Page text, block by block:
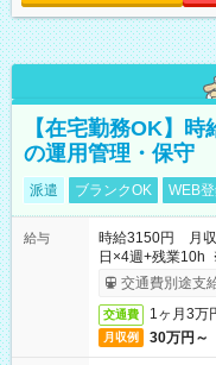
【在宅勤務OK】
の運用管理・保守
派遣 ブランクOK WEB
給与
時給3150円 月
日×4週+残業10h
交通費別途支
交通費 1ヶ月3万
月収例 30万円～